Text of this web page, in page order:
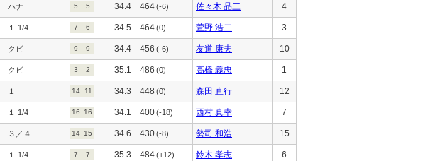
ハナ 5 5 34.4 464(-6) 佐々木 晶三 4
１ 1/4 7 6 34.5 464(0) 萱野 浩二 3
クビ 9 9 34.4 456 (-6) 友道 康夫 10
クビ 3 2 35.1 486 (0) 高橋 義忠 1
１ 14 11 34.3 448 (0) 森田 直行 12
１ 1/4 16 16 34.1 400(-18) 西村 真幸 7
３／４ 14 15 34.6 430(-8) 勢司 和浩 15
１ 1/4 7 7 35.3 484(+12) 鈴木 孝志 6